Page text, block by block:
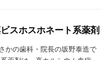
スホスホネート系薬剤
かの歯科・院長の坂野泰造で